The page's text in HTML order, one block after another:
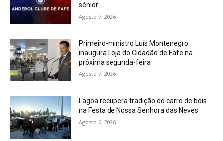
sénior
Agosto 7, 2026
Primeiro-ministro Luís Montenegro
inaugura Loja do Cidadão de Fafe na
próxima segunda-feira
Agosto 7, 2026
Lagoa recupera tradição do carro de bois
na Festa de Nossa Senhora das Neves
Agosto 6, 2026